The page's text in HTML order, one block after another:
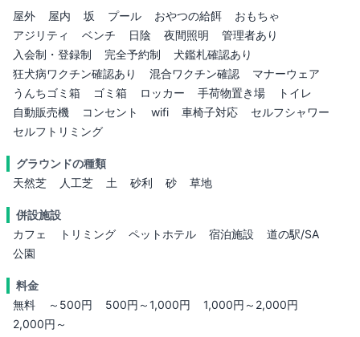
屋外 屋内 坂 プール おやつの給餌
おもちゃ
アジリティ
ベンチ 日陰 夜間照明
管理者あり
入会制・登録制
完全予約制
犬鑑札確認あり
狂犬病ワクチン確認あり
混合ワクチン確認
マナーウェア
うんちゴミ箱
ゴミ箱 ロッカー 手荷物置き場
トイレ
自動販売機
コンセント wifi 車椅子対応
セルフシャワー
セルフトリミング
グラウンドの種類
天然芝
人工芝 土 砂利 砂 草地
併設施設
カフェ
トリミング ペットホテル 宿泊施設
道の駅/SA
公園
料金
無料
～500円 500円～1,000円
1,000円～2,000円
2,000円～